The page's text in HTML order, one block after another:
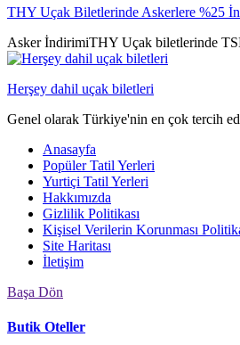
THY Uçak Biletlerinde Askerlere %25
Asker İndirimiTHY Uçak biletlerinde
Herşey dahil uçak biletleri
Genel olarak Türkiye'nin en çok tercih
Anasayfa
Popüler Tatil Yerleri
Yurtiçi Tatil Yerleri
Hakkımızda
Gizlilik Politikası
Kişisel Verilerin Korunması
Site Haritası
İletişim
Başa Dön
Butik Oteller